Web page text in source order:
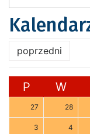
poprzedni
P W
27 28
3 4